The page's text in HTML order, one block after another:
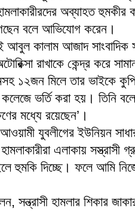
অব্যাহত হুমকীর
বলে আভিযোগ করেন।
আবুল কালাম আজাদ সাংবাদিক
রাখাকে কেন্দ্র করে
১২জন মিলে তার ভাইকে
ভর্তি করা হয়। তিনি
মধ্যে রয়েছেন’।
যুবলীগের ইউনিয়ন
এলাকায় সস্ত্রাসী
হুমকি দিচ্ছে। ফলে আমি
সন্ত্রাসী হামলার শিকার